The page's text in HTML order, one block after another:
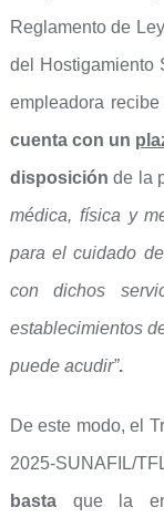
Reglamento de
del Hostigamiento
empleadora
cuenta con un
disposiciónde la
médica, física y
para el cuidado
con dichos
establecimientos
puede acudir”.
De este modo, el
2025-SUNAFIL/
basta que la